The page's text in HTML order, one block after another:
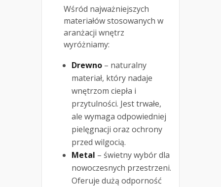
Wśród najważniejszych
materiałów stosowanych w
aranżacji wnętrz
wyróżniamy:
Drewno – naturalny
materiał, który nadaje
wnętrzom ciepła i
przytulności. Jest trwałe,
ale wymaga odpowiedniej
pielęgnacji oraz ochrony
przed wilgocią.
Metal – świetny wybór dla
nowoczesnych przestrzeni.
Oferuje dużą odporność